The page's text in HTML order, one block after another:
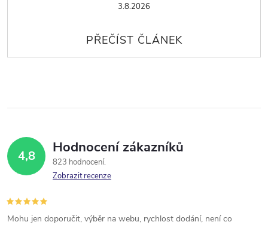
3.8.2026
4,8 Hodnocení zákazníků
823 hodnocení
Zobrazit recenze
Mohu jen doporučit, výběr na webu, rychlost dodání, není co